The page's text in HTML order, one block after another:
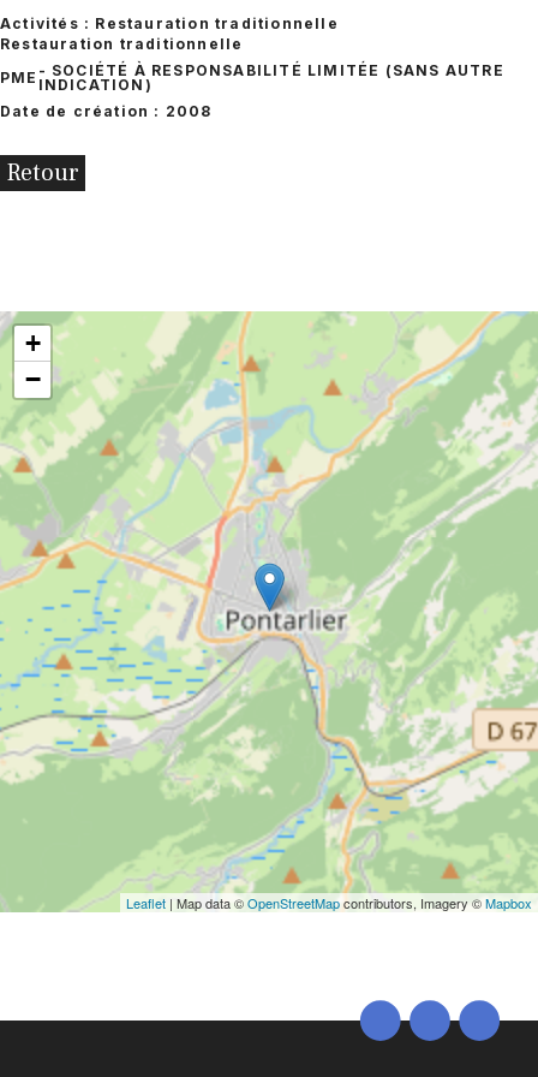
Activités : Restauration traditionnelle
Restauration traditionnelle
PME - SOCIÉTÉ À RESPONSABILITÉ LIMITÉE (SANS AUTRE
INDICATION)
Date de création : 2008
Retour
+
−
Leaflet | Map data ©OpenStreetMapcontributors, Imagery ©Mapbox